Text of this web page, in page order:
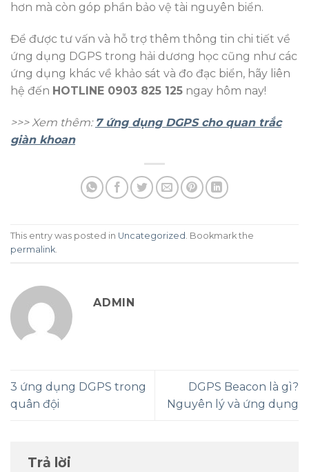
hơn mà còn góp phần bảo vệ tài nguyên biển.
Để được tư vấn và hỗ trợ thêm thông tin chi tiết về
ứng dụng DGPS trong hải dương học cũng như các
ứng dụng khác về khảo sát và đo đạc biển, hãy liên
hệ đến HOTLINE 0903 825 125 ngay hôm nay!
>>> Xem thêm: 7 ứng dụng DGPS cho quan trắc
giàn khoan
This entry was posted in Uncategorized . Bookmark the
permalink.
ADMIN
3 ứng dụng DGPS trong
quân đội
DGPS Beacon là gì?
Nguyên lý và ứng dụng
Trả lời